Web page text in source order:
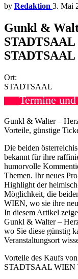
by Redaktion 3. Mai
Gunkl &
STADTSAAL
Ort:
STADTSAAL
Termine
Gunkl & Walter –
Vorteile, günstige
Die beiden
bekannt für ihre
humorvolle
Themen. Ihr neues
Highlight der
Möglichkeit, die
WIEN, wo sie ihre
In diesem Artikel
Gunkl & Walter –
wo Sie diese günstig
Veranstaltungsort
Vorteile des Kaufs
STADTSAAL WIEN